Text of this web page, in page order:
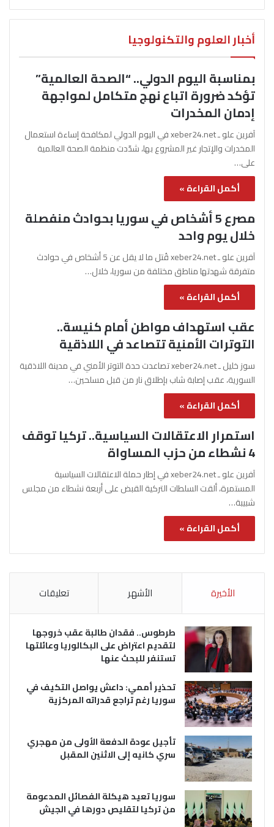
أخبار العلوم والتكنولوجيا
بمناسبة اليوم الدولي.. “الصحة العالمية”
تؤكد ضرورة اتباع نهج متكامل لمواجهة
إدمان المخدرات
آفرين علو ـ xeber24.net في اليوم الدولي لمكافحة إساءة استعمال
المخدرات والإتجار غير المشروع بها، شدّدت منظمة الصحة العالمية
على…
أكمل القراءة »
مصرع 5 أشخاص في سوريا بحوادث منفصلة
خلال يوم واحد
آفرين علو ـ xeber24.net قُتل ما لا يقل عن 5 أشخاص في حوادث
متفرقة شهدتها مناطق مختلفة من سوريا، خلال…
أكمل القراءة »
عقب استهداف مواطن أمام كنيسة..
التوترات الأمنية تتصاعد في اللاذقية
سوز خليل ـ xeber24.net تصاعدت حدة التوتر الأمني في مدينة اللاذقية
السورية، عقب إصابة شاب بإطلاق نار من قبل مسلحين…
أكمل القراءة »
استمرار الاعتقالات السياسية.. تركيا توقف
4 نشطاء من حزب المساواة
آفرين علو ـ xeber24.net في إطار حملة الاعتقالات السياسية
المستمرة، ألقت السلطات التركية القبض على أربعة نشطاء من مجلس
شبيبة…
أكمل القراءة »
الأخيرة الأشهر تعليقات
طرطوس.. فقدان طالبة عقب خروجها
لتقديم اعتراض على البكالوريا وعائلتها
تستنفر للبحث عنها
تحذير أممي: داعش يواصل التكيف في
سوريا رغم تراجع قدراته المركزية
تأجيل عودة الدفعة الأولى من مهجري
سري كانيه إلى الاثنين المقبل
سوريا تعيد هيكلة الفصائل المدعومة
من تركيا لتقليص دورها في الجيش